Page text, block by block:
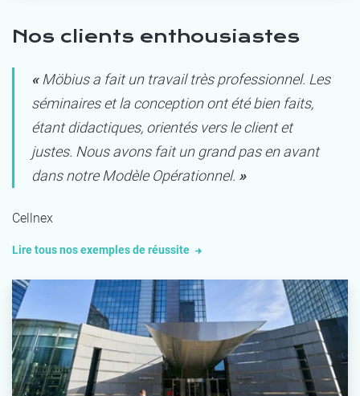
Nos clients enthousiastes
« Möbius a fait un travail très professionnel. Les
séminaires et la conception ont été bien faits,
étant didactiques, orientés vers le client et
justes. Nous avons fait un grand pas en avant
dans notre Modèle Opérationnel. »
Cellnex
Lire tous nos exemples de réussite